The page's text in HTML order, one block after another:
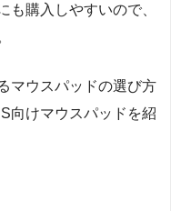
も購入しやすいので、
マウスパッドの選び方
向けマウスパッドを紹